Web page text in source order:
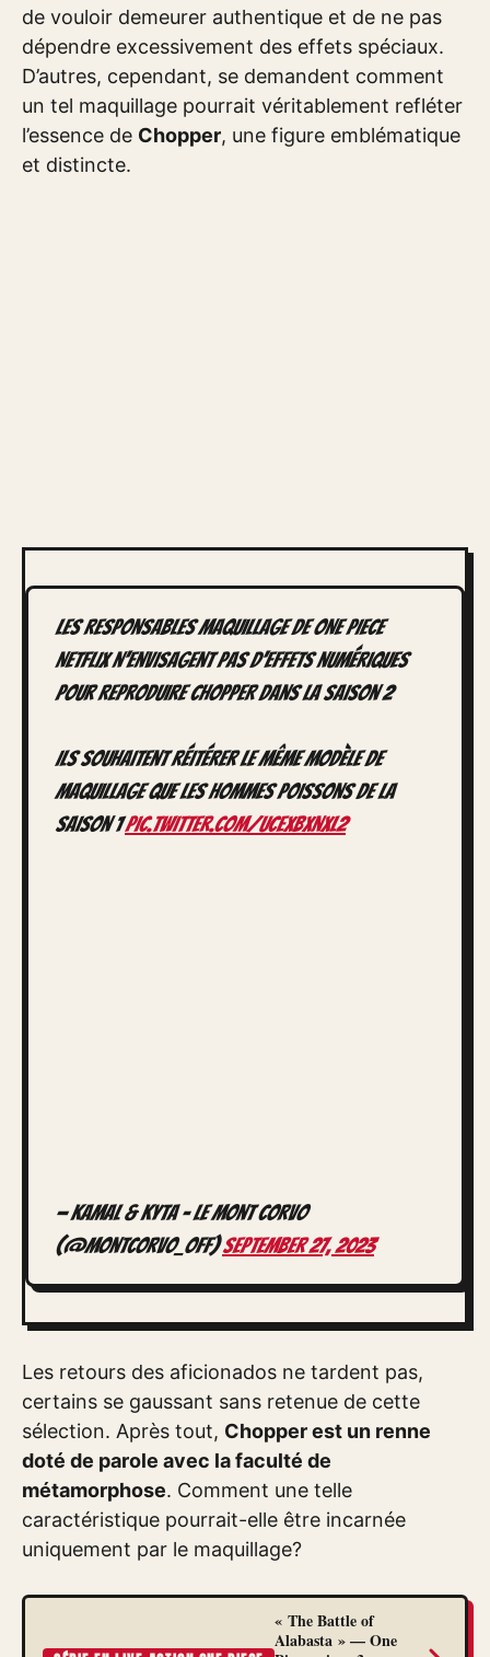
de vouloir demeurer authentique et de ne pas
dépendre excessivement des effets spéciaux.
D’autres, cependant, se demandent comment
un tel maquillage pourrait véritablement refléter
l’essence de Chopper, une figure emblématique
et distincte.
Les responsables maquillage de ONE PIECE
NETFLIX n'envisagent pas d'effets numériques
pour reproduire CHOPPER dans la saison 2
Ils souhaitent réitérer le même modèle de
maquillage que les hommes poissons de la
saison 1pic.twitter.com/uCEXBXnXl2
— Kamal & Kyta – Le Mont Corvo
(@MontCorvo_Off)September 27, 2023
Les retours des aficionados ne tardent pas,
certains se gaussant sans retenue de cette
sélection. Après tout, Chopper est un renne
doté de parole avec la faculté de
métamorphose. Comment une telle
caractéristique pourrait-elle être incarnée
uniquement par le maquillage?
« The Battle of
Alabasta » — One